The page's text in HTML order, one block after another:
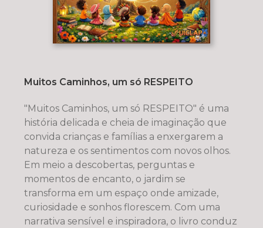
Muitos Caminhos, um só RESPEITO
"Muitos Caminhos, um só RESPEITO" é uma
história delicada e cheia de imaginação que
convida crianças e famílias a enxergarem a
natureza e os sentimentos com novos olhos.
Em meio a descobertas, perguntas e
momentos de encanto, o jardim se
transforma em um espaço onde amizade,
curiosidade e sonhos florescem. Com uma
narrativa sensível e inspiradora, o livro conduz